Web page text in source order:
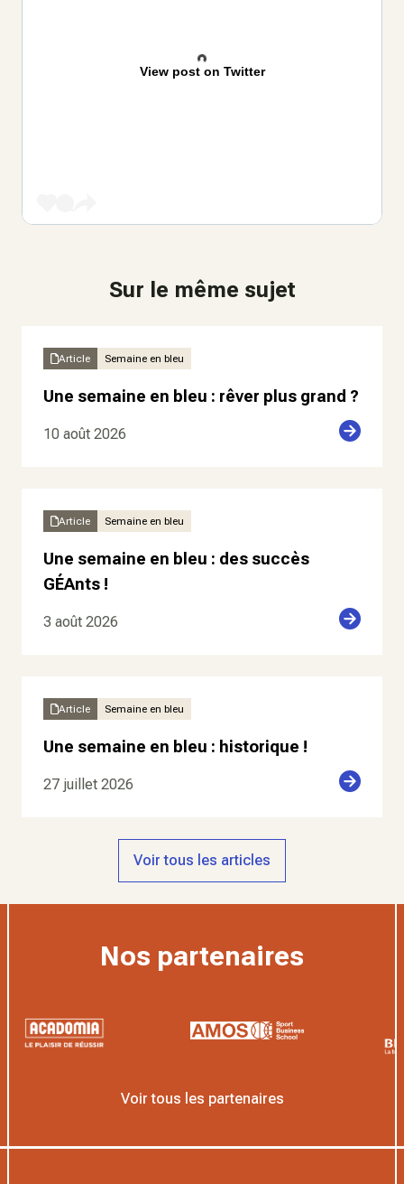
View post on Twitter
Sur le même sujet
Article Semaine en bleu
Une semaine en bleu : rêver plus grand ?
10 août 2026
Article Semaine en bleu
Une semaine en bleu : des succès
GÉAnts !
3 août 2026
Article Semaine en bleu
Une semaine en bleu : historique !
27 juillet 2026
Voir tous les articles
Nos partenaires
Voir tous les partenaires